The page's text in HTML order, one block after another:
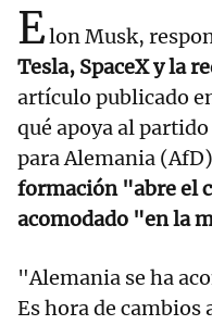
Elon Musk,
Tesla, SpaceX y la
artículo publicado
qué apoya al
para Alemania
formación "abre el
acomodado "en la
"Alemania se ha
Es hora de cambios